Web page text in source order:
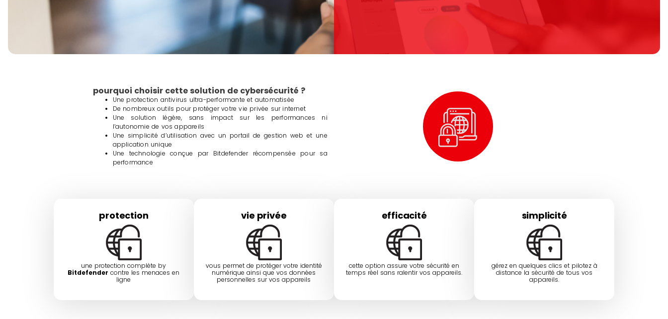
pourquoi choisir cette solution de cybersécurité ?
Une protection antivirus ultra-performante et automatisée
De nombreux outils pour protéger votre vie privée sur internet
Une solution légère, sans impact sur les performances ni
l’autonomie de vos appareils
Une simplicité d’utilisation avec un portail de gestion web et une
application unique
Une technologie conçue par Bitdefender récompensée pour sa
performance
protection
une protection complète by
Bitdefender contre les menaces en
ligne
vie privée
vous permet de protéger votre identité
numérique ainsi que vos données
personnelles sur vos appareils
efficacité
cette option assure votre sécurité en
temps réel sans ralentir vos appareils.
simplicité
gérez en quelques clics et pilotez à
distance la sécurité de tous vos
appareils.